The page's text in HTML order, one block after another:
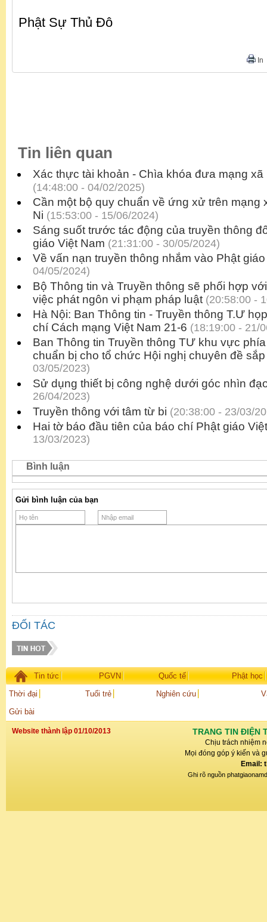
Phật Sự Thủ Đô
In
Tin liên quan
Xác thực tài khoản - Chìa khóa đưa mạng
(14:48:00 - 04/02/2025)
Cần một bộ quy chuẩn về ứng xử trên mạng
Ni (15:53:00 - 15/06/2024)
Sáng suốt trước tác động của truyền thông
giáo Việt Nam (21:31:00 - 30/05/2024)
Về vấn nạn truyền thông nhắm vào Phật giáo
04/05/2024)
Bộ Thông tin và Truyền thông sẽ phối hợp
việc phát ngôn vi phạm pháp luật (20:58:00 -
Hà Nội: Ban Thông tin - Truyền thông T.Ư
chí Cách mạng Việt Nam 21-6 (18:19:00 - 21/
Ban Thông tin Truyền thông TƯ khu vực
chuẩn bị cho tổ chức Hội nghị chuyên đề
03/05/2023)
Sử dụng thiết bị công nghệ dưới góc nhìn
26/04/2023)
Truyền thông với tâm từ bi (20:38:00 - 23/03/
Hai tờ báo đầu tiên của báo chí Phật giáo
13/03/2023)
Bình luận
Gửi bình luận của bạn
ĐỐI TÁC
Tin tức PGVN Quốc tế
Phật học
Thời đại
Tuổi trẻ Nghiên cứu
Gửi bài
Website thành lập 01/10/2013 TRANG TIN ĐIỆN
Chịu trách nhiệm
Mọi đóng góp ý kiến và
Email:
Ghi rõ nguồn